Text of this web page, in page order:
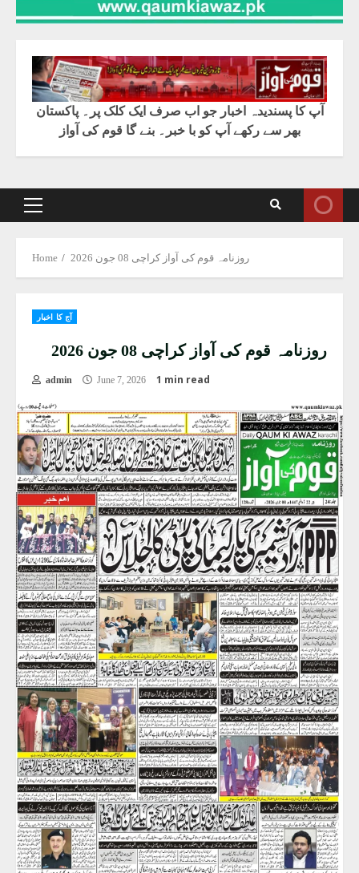
آپ کا پسندیدہ اخبار جو اب صرف ایک کلک پر۔ پاکستان
بھر سے رکھے آپ کو با خبر۔ بنے گا قوم کی آواز
Primary
Home روزنامہ قوم کی آواز کراچی 08 جون 2026
آج کا اخبار
روزنامہ قوم کی آواز کراچی 08 جون 2026
admin June 7, 2026 1 min read